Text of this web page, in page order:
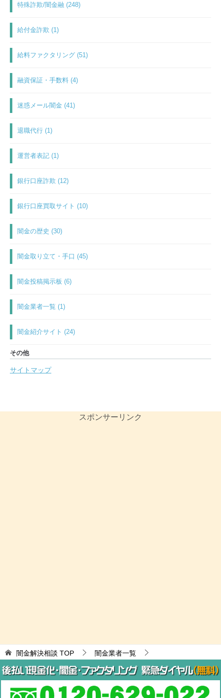
特殊詐欺/闇金融 (248)
給付金詐欺 (1)
給料ファクタリング (51)
融資保証・手数料 (4)
迷惑メール闇金 (41)
退職代行 (1)
運営者表記 (1)
銀行口座詐欺 (12)
銀行口座買取サイト (10)
闇金の歴史 (30)
闇金取り立て・手口 (45)
闇金投稿掲示板 (6)
闇金業者一覧 (1)
闇金紹介サイト (24)
その他
サイトマップ
スポンサーリンク
闇金解決相談 TOP
闇金業者一覧
なりすまし闇金融
福栄は闇金┃なりすまし闇金融
© 2017 闇金解決相談